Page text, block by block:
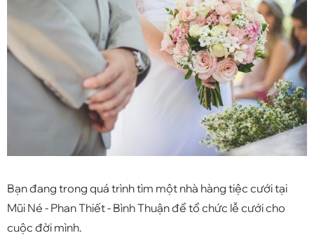
Bạn đang trong quá trình tìm một nhà hàng tiệc cưới tại
Mũi Né - Phan Thiết - Bình Thuận để tổ chức lễ cưới cho
cuộc đời mình.